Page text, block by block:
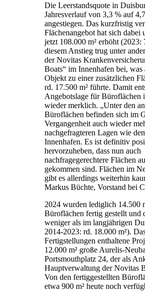
Die Leerstandsquote in
Jahresverlauf von 3,3 % auf
angestiegen. Das kurzfristig
Flächenangebot hat sich dabei
jetzt 108.000 m² erhöht (2023:
diesem Anstieg trug unter
der Novitas
Boats“ im Innenhafen bei,
Objekt zu einer zusätzlichen
rd. 17.500 m² führte. Damit
Angebotslage für Büroflächen
wieder merklich. „Unter den
Büroflächen befinden sich im
Vergangenheit auch wieder
nachgefragteren Lagen wie
Innenhafen. Es ist definitiv
hervorzuheben, dass nun auch
nachfragegerechtere Flächen
gekommen sind. Flächen im
gibt es allerdings weiterhin
Markus Büchte, Vorstand bei
2024 wurden lediglich 14.500
Büroflächen fertig gestellt und
weniger als im langjährigen
2014-2023: rd. 18.000 m²).
Fertigstellungen enthaltene
12.000 m² große Aurelis-
Portsmouthplatz 24, der als
Hauptverwaltung der Novitas
Von den fertiggestellten
etwa 900 m² heute noch